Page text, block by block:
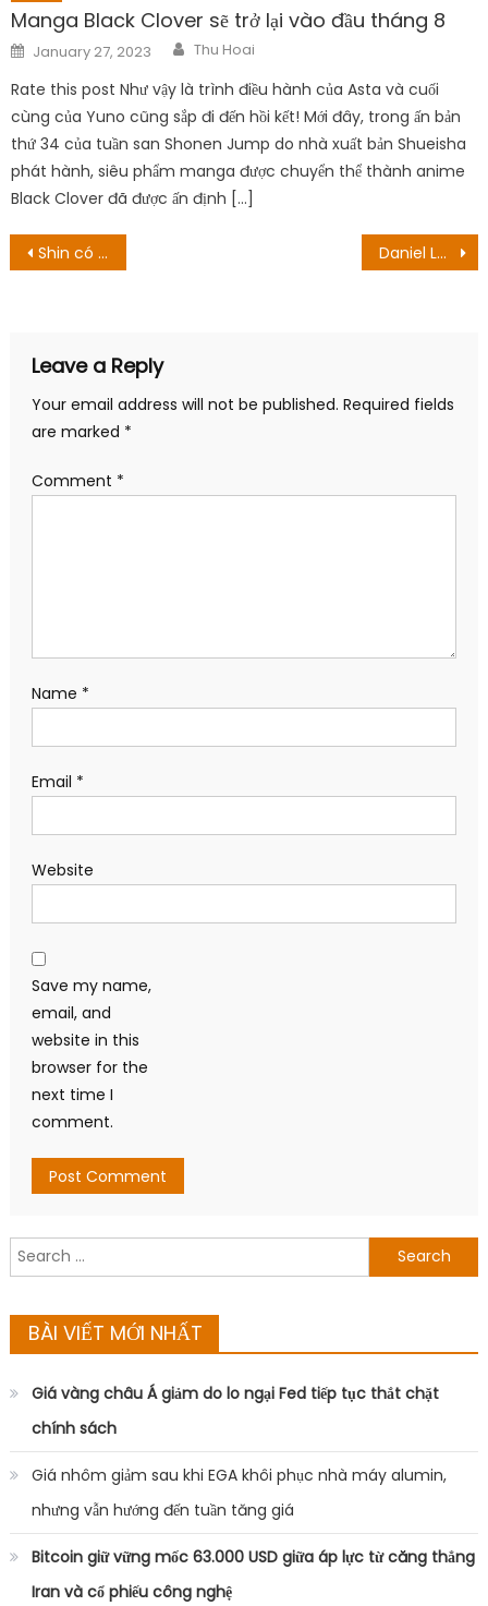
Manga Black Clover sẽ trở lại vào đầu tháng 8
Posted
on
January 27, 2023 Author
Thu Hoai
Rate this post Như vậy là trình điều hành của Asta và cuối
cùng của Yuno cũng sắp đi đến hồi kết! Mới đây, trong ấn bản
thứ 34 của tuần san Shonen Jump do nhà xuất bản Shueisha
phát hành, siêu phẩm manga được chuyển thể thành anime
Black Clover đã được ấn định […]
Post
Shin có thể đánh bại các cuộc nổi loạn? Ngày phát hành và hơn thế nữa! Daniel Lee là ai? Nhà thiết kế đã tiếp quản Burberry
Leave a Reply
Your email address will not be published. Required fields
are marked *
Comment *
Name *
Email *
Website
Save my name,
email, and
website in this
browser for the
next time I
comment.
Search
for:
BÀI VIẾT MỚI NHẤT
Giá vàng châu Á giảm do lo ngại Fed tiếp tục thắt chặt
chính sách
Giá nhôm giảm sau khi EGA khôi phục nhà máy alumin,
nhưng vẫn hướng đến tuần tăng giá
Bitcoin giữ vững mốc 63.000 USD giữa áp lực từ căng thẳng
Iran và cổ phiếu công nghệ